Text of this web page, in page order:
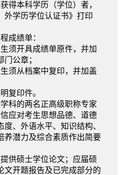
得本科学历（学位）者，
外学历学位认证书》打印
成绩单：
须开具成绩单原件，并加
门公章；
须从档案中复印，并加盖
复印件。
科的两名正高级职称专家
应对考生思想品德、道德
、外语水平、知识结构、
养潜力及综合素质作出简要
供硕士学位论文；应届硕
文开题报告及已完成部分的